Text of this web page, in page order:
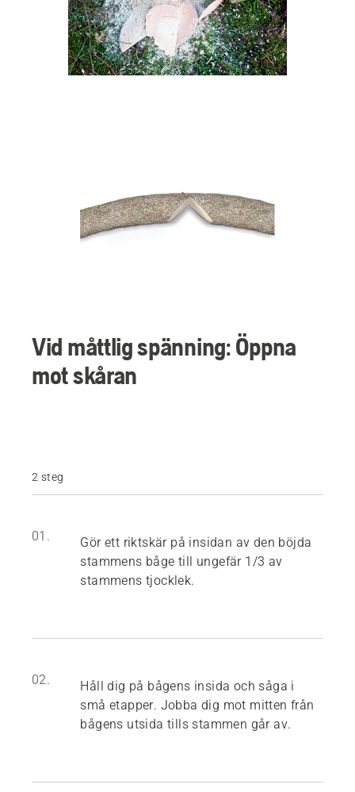
Vid måttlig spänning: Öppna
mot skåran
2 steg
01.
Gör ett riktskär på insidan av den böjda
stammens båge till ungefär 1/3 av
stammens tjocklek.
02.
Håll dig på bågens insida och såga i
små etapper. Jobba dig mot mitten från
bågens utsida tills stammen går av.